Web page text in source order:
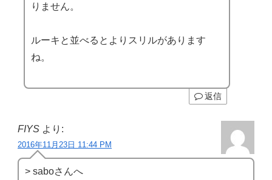
りません。
ルーキと並べるとよりスリルがあります
ね。
返信
FIYS より:
2016年11月23日 11:44 PM
> saboさんへ